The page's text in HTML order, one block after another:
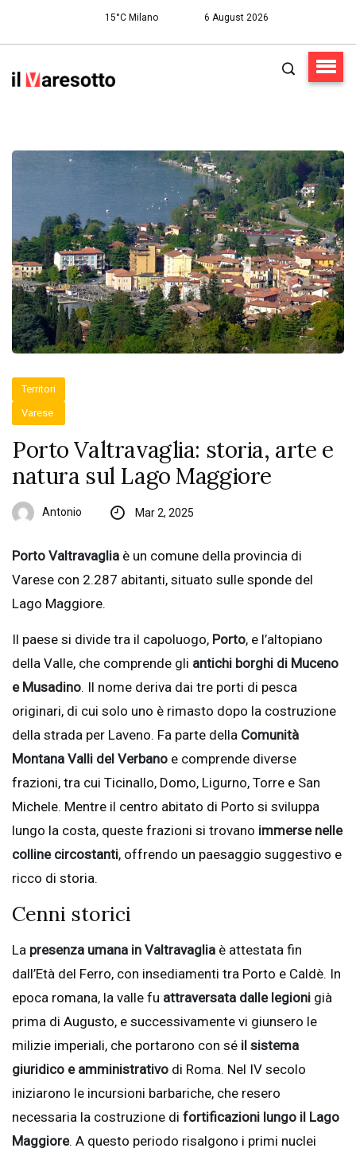
15°C Milano 6 August 2026
Territori
Varese
Porto Valtravaglia: storia, arte e
natura sul Lago Maggiore
Antonio Mar 2, 2025
Porto Valtravaglia è un comune della provincia di
Varese con 2.287 abitanti, situato sulle sponde del
Lago Maggiore.
Il paese si divide tra il capoluogo, Porto, e l’altopiano
della Valle, che comprende gli antichi borghi di Muceno
e Musadino. Il nome deriva dai tre porti di pesca
originari, di cui solo uno è rimasto dopo la costruzione
della strada per Laveno. Fa parte della Comunità
Montana Valli del Verbano e comprende diverse
frazioni, tra cui Ticinallo, Domo, Ligurno, Torre e San
Michele. Mentre il centro abitato di Porto si sviluppa
lungo la costa, queste frazioni si trovano immerse nelle
colline circostanti, offrendo un paesaggio suggestivo e
ricco di storia.
Cenni storici
La presenza umana in Valtravaglia è attestata fin
dall’Età del Ferro, con insediamenti tra Porto e Caldè. In
epoca romana, la valle fu attraversata dalle legioni già
prima di Augusto, e successivamente vi giunsero le
milizie imperiali, che portarono con sé il sistema
giuridico e amministrativo di Roma. Nel IV secolo
iniziarono le incursioni barbariche, che resero
necessaria la costruzione di fortificazioni lungo il Lago
Maggiore. A questo periodo risalgono i primi nuclei